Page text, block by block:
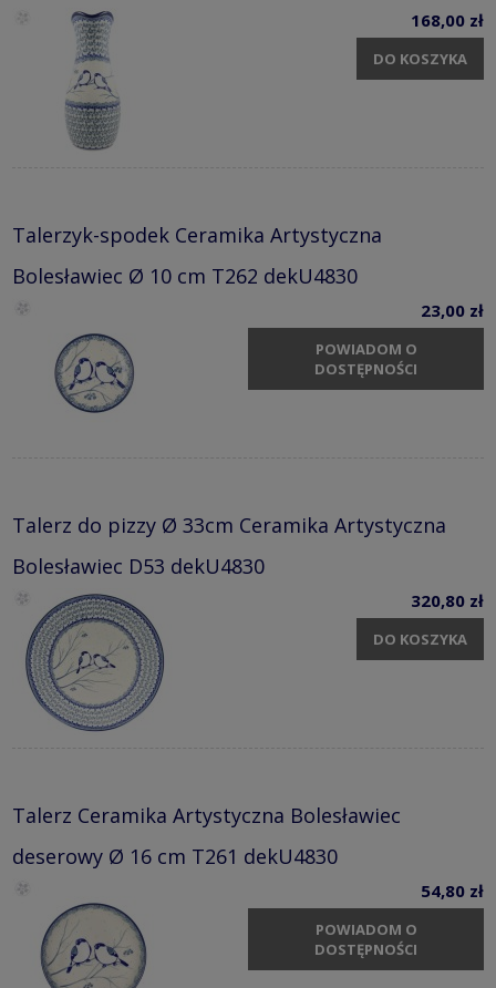
168,00 zł
DO KOSZYKA
Talerzyk-spodek Ceramika Artystyczna
Bolesławiec Ø 10 cm T262 dekU4830
23,00 zł
POWIADOM O
DOSTĘPNOŚCI
Talerz do pizzy Ø 33cm Ceramika Artystyczna
Bolesławiec D53 dekU4830
320,80 zł
DO KOSZYKA
Talerz Ceramika Artystyczna Bolesławiec
deserowy Ø 16 cm T261 dekU4830
54,80 zł
POWIADOM O
DOSTĘPNOŚCI